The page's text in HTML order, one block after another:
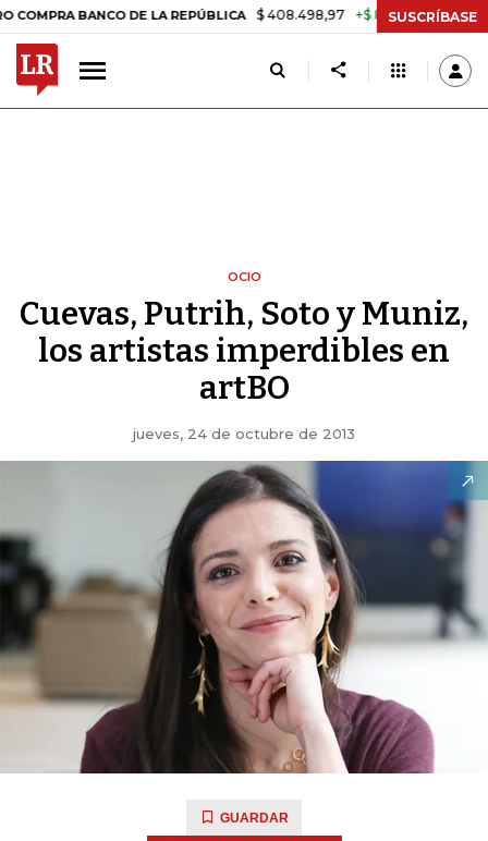
BANCO DE LA REPÚBLICA $ 408.498,97 +$ 8.753,81 +2,19%
SUSCRÍBASE
OCIO
Cuevas, Putrih, Soto y Muniz,
los artistas imperdibles en
artBO
jueves, 24 de octubre de 2013
GUARDAR